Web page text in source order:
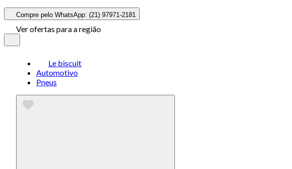
Compre pelo WhatsApp: (21) 97971-2181
Ver ofertas para a região
Le biscuit
Automotivo
Pneus